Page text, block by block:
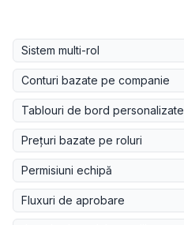
Sistem multi-rol
Conturi bazate pe companie
Tablouri de bord personalizate
Prețuri bazate pe roluri
Permisiuni echipă
Fluxuri de aprobare